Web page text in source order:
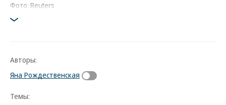
Фото: Reuters
Авторы:
Яна Рождественская
Темы: